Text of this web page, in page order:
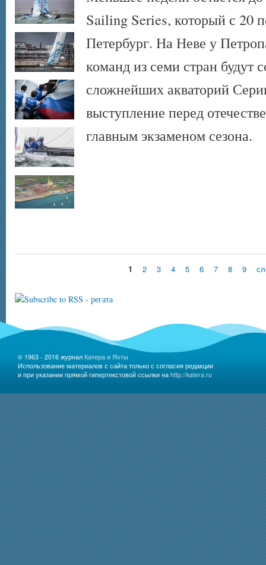
Sailing Series, который с 20
Петербург. На Неве у
команд из семи стран будут
сложнейших акваторий
выступление перед
главным экзаменом сезона.
1 2 3 4 5 6 7 8 9
© 1963 - 2016 журнал Катера и Яхты
Использование материалов с сайта только с согласия редакции
и при указании прямой гипертекстовой ссылки наhttp://katera.ru